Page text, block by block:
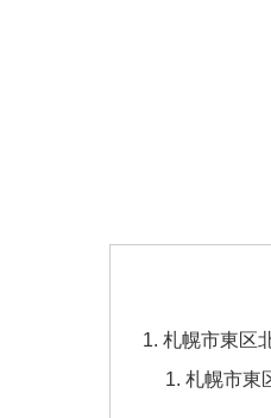
札幌市東区
札幌市東